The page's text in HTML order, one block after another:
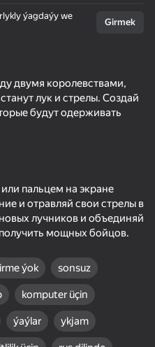
Sword Master: Slice Your Enemies!
68
ýagdaýy we
Girmek
двумя королевствами,
лук и стрелы. Создай
будут одерживать
пальцем на экране
и отравляй свои стрелы в
лучников и объединяй
мощных бойцов.
ýok sonsuz
komputer üçin
ýaýlar ykjam